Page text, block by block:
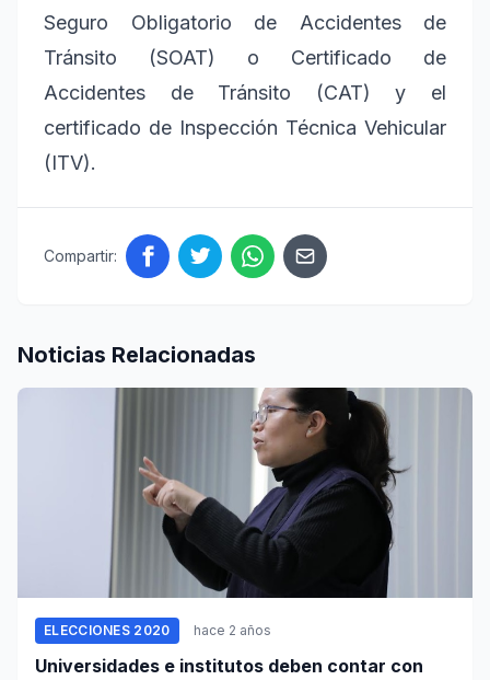
Seguro Obligatorio de Accidentes de
Tránsito (SOAT) o Certificado de
Accidentes de Tránsito (CAT) y el
certificado de Inspección Técnica Vehicular
(ITV).
Compartir:
Noticias Relacionadas
ELECCIONES 2020 hace 2 años
Universidades e institutos deben contar con